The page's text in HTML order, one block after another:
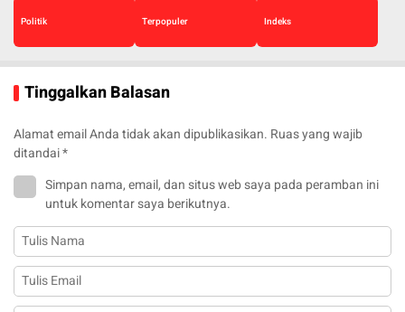
Politik Terpopuler Indeks
Tinggalkan Balasan
Alamat email Anda tidak akan dipublikasikan. Ruas yang wajib
ditandai*
Simpan nama, email, dan situs web saya pada peramban ini
untuk komentar saya berikutnya.